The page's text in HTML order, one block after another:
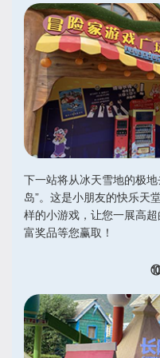
下一站将从冰天雪地的极
岛”。这是小朋友的快乐天
样的小游戏，让您一展高
富奖品等您赢取！
⑩